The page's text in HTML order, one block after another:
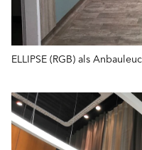
ELLIPSE (RGB) als